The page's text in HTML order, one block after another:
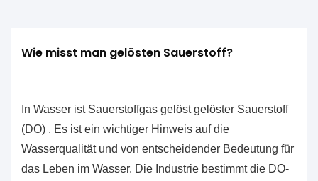
Wie misst man gelösten Sauerstoff?
In Wasser ist Sauerstoffgas gelöstgelöster Sauerstoff
(DO) . Es ist ein wichtiger Hinweis auf die
Wasserqualität und von entscheidender Bedeutung für
das Leben im Wasser. Die Industrie bestimmt die DO-